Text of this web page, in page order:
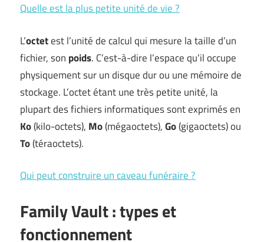
Quelle est la plus petite unité de vie ?
L’octetest l’unité de calcul qui mesure la taille d’un
fichier, son poids. C’est-à-dire l’espace qu’il occupe
physiquement sur un disque dur ou une mémoire de
stockage. L’octet étant une très petite unité, la
plupart des fichiers informatiques sont exprimés en
Ko(kilo-octets), Mo(mégaoctets),Go(gigaoctets) ou
To(téraoctets).
Qui peut construire un caveau funéraire ?
Family Vault : types et
fonctionnement